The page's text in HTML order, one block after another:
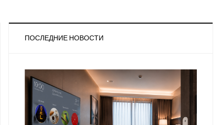
ПОСЛЕДНИЕ НОВОСТИ